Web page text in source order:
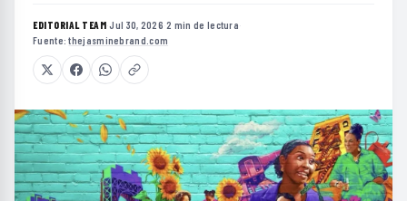
EDITORIAL TEAM·Jul 30, 2026·2 min de lectura·
Fuente:thejasminebrand.com